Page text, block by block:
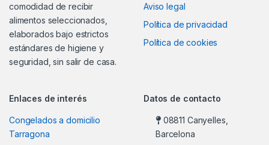
comodidad de recibir
alimentos seleccionados,
elaborados bajo estrictos
estándares de higiene y
seguridad, sin salir de casa.
Aviso legal
Política de privacidad
Política de cookies
Enlaces de interés
Congelados a domicilio
Tarragona
Datos de contacto
08811 Canyelles,
Barcelona